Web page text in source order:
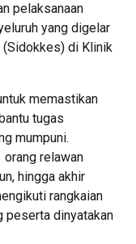
pelaksanaan
yang digelar
(Sidokkes) di Klinik
memastikan
tugas
mumpuni.
orang relawan
hingga akhir
rangkaian
peserta dinyatakan